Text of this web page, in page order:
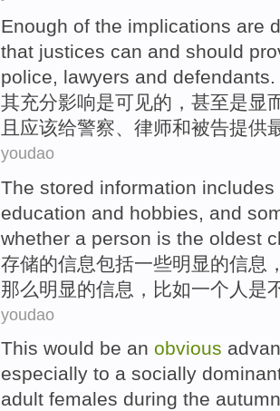
Enough of the implications are
that justices can and should
police, lawyers and defendants.
其充分影响是可见的 ， 甚至是显
且 应该给警察、 律师和被告提供
youdao
The stored information includes
education and hobbies and
whether a person is the oldest
存储的信息包括一些明显的信息
那么明显的信息，比如一个人 是
youdao
This would be an obvious
especially to a socially
adult females during the autumn